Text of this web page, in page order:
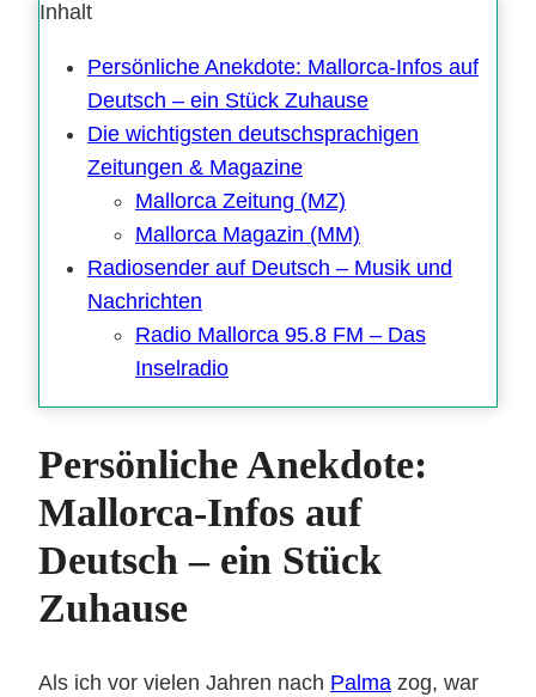
Inhalt
Persönliche Anekdote: Mallorca-Infos auf
Deutsch – ein Stück Zuhause
Die wichtigsten deutschsprachigen
Zeitungen & Magazine
Mallorca Zeitung (MZ)
Mallorca Magazin (MM)
Radiosender auf Deutsch – Musik und
Nachrichten
Radio Mallorca 95.8 FM – Das
Inselradio
Persönliche Anekdote:
Mallorca-Infos auf
Deutsch – ein Stück
Zuhause
Als ich vor vielen Jahren nach Palma zog, war